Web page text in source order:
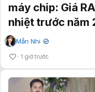
máy chip: Giá
nhiệt trước năm
Mẫn Nhi ✔
1 giờ trước